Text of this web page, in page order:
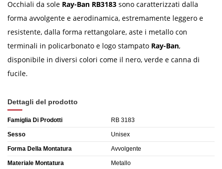
Occhiali da sole Ray-Ban RB3183 sono caratterizzati dalla
forma avvolgente e aerodinamica, estremamente leggero e
resistente, dalla forma rettangolare, aste i metallo con
terminali in policarbonato e logo stampato Ray-Ban,
disponibile in diversi colori come il nero, verde e canna di
fucile.
Dettagli del prodotto
Famiglia Di Prodotti RB 3183
Sesso Unisex
Forma Della Montatura Avvolgente
Materiale Montatura Metallo